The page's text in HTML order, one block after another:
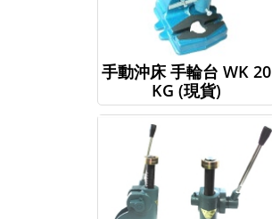
手動沖床 手輪台 WK 20
KG (現貨)